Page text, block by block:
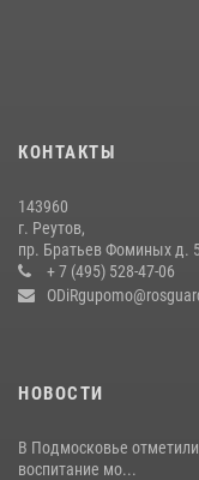
препятствий со стрельбой
Росгвардейцы открыли
18 июля 2026, 07:03
КОНТАКТЫ
143960
г. Реутов,
пр. Братьев Фоминых д.
+ 7 (495) 528-47-06
НОВОСТИ
В Подмосковье
воспитание мо...